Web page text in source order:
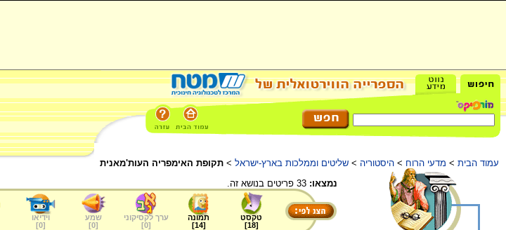
עמוד הבית > מדעי הרוח > היסטוריה > שליטים וממלכות בארץ-ישראל > תקופת האימפריה העות'מאנית
נמצאו:
טקסט
[
18
]
תמונה
[
14
]
ערך לקסיקוני
[
0
]
שמע
[
0
]
וידיאו
[
0
]